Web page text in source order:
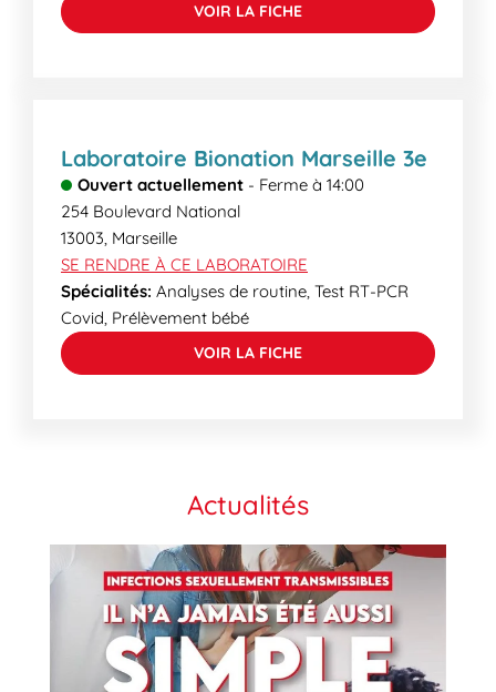
VOIR LA FICHE
Laboratoire Bionation Marseille 3e
Ouvert actuellement - Ferme à 14:00
254 Boulevard National
13003, Marseille
SE RENDRE À CE LABORATOIRE
Spécialités: Analyses de routine, Test RT-PCR
Covid, Prélèvement bébé
VOIR LA FICHE
Actualités